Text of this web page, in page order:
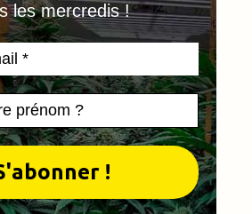
les mercredis !